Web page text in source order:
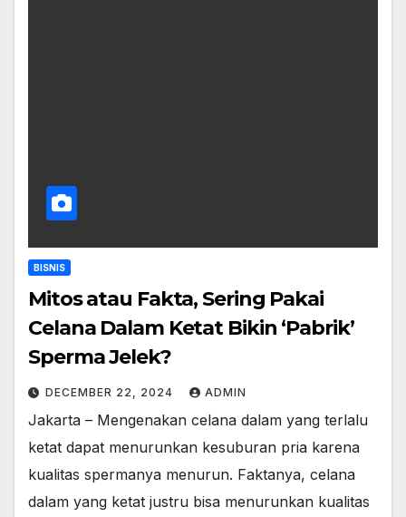
BISNIS
Mitos atau Fakta, Sering Pakai
Celana Dalam Ketat Bikin ‘Pabrik’
Sperma Jelek?
DECEMBER 22, 2024 ADMIN
Jakarta – Mengenakan celana dalam yang terlalu
ketat dapat menurunkan kesuburan pria karena
kualitas spermanya menurun. Faktanya, celana
dalam yang ketat justru bisa menurunkan kualitas